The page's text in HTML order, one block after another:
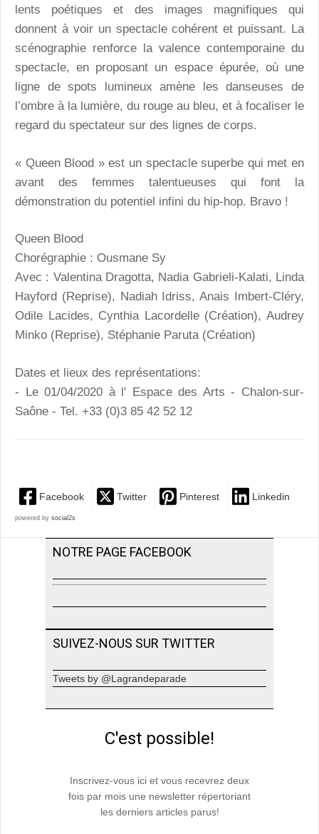
lents poétiques et des images magnifiques qui
donnent à voir un spectacle cohérent et puissant. La
scénographie renforce la valence contemporaine du
spectacle, en proposant un espace épurée, où une
ligne de spots lumineux amène les danseuses de
l’ombre à la lumière, du rouge au bleu, et à focaliser le
regard du spectateur sur des lignes de corps.
« Queen Blood » est un spectacle superbe qui met en
avant des femmes talentueuses qui font la
démonstration du potentiel infini du hip-hop. Bravo !
Queen Blood
Chorégraphie : Ousmane Sy
Avec : Valentina Dragotta, Nadia Gabrieli-Kalati, Linda
Hayford (Reprise), Nadiah Idriss, Anais Imbert-Cléry,
Odile Lacides, Cynthia Lacordelle (Création), Audrey
Minko (Reprise), Stéphanie Paruta (Création)
Dates et lieux des représentations:
- Le 01/04/2020 à l' Espace des Arts - Chalon-sur-
Saône - Tel. +33 (0)3 85 42 52 12
Facebook Twitter Pinterest Linkedin
powered by social2s
NOTRE PAGE FACEBOOK
SUIVEZ-NOUS SUR TWITTER
Tweets by @Lagrandeparade
C'est possible!
Inscrivez-vous ici et vous recevrez deux
fois par mois une newsletter répertoriant
les derniers articles parus!